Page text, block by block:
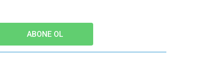
ABONE OL